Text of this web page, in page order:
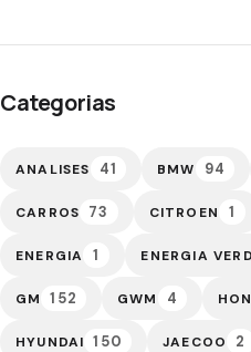
Categorias
ANALISES 41 BMW 94
CARROS 73 CITROEN 1
ENERGIA 1 ENERGIA
GM 152 GWM 4
HYUNDAI 150 JAECOO 2